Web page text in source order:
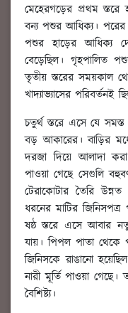
মেহেরগড়ের প্রথম স্তরে
বন্য পশুর আধিক্য।
পশুর হাড়ের আধিক্য
বেড়েছিল। গৃহপালিত
তৃতীয় স্তরের সময়কাল
খাদ্যাভ্যাসের পরিবর্তনই
চতুর্থ স্তরে এসে যে
বড় আকারের। বাড়ির
দরজা দিয়ে আলাদা
পাওয়া গেছে সেগুলি
টেরাকোটার তৈরি
ধরনের মাটির
ষষ্ঠ স্তরে এসে আবার
যায়। পিপল পাতা থেকে
জিনিসকে রাঙানো
নারী মূর্তি পাওয়া
বৈশিষ্ট্য।